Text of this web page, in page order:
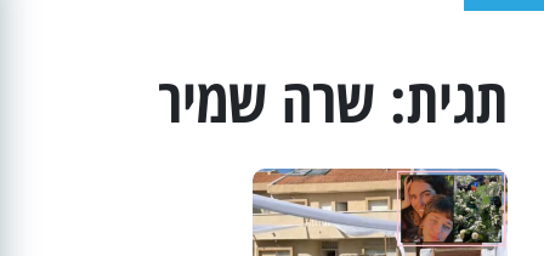
תגית: שרה שמיר